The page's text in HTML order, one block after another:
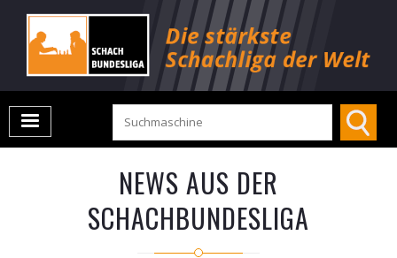
NEWS AUS DER
SCHACHBUNDESLIGA